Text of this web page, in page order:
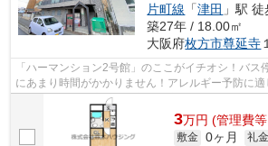
片町線 「津田 」駅
築27年 / 18.00㎡
大阪府枚方市尊延寺
「ハーマンション2号館」のここがイチオシ！バス
にあまり時間がかかりません！アレルギー予防に
の物件です！健康な体は新鮮な空気を...
3万円 (管理費
敷金 0ヶ月 礼金